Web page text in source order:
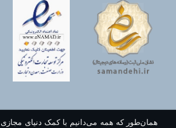
همان‌طور که همه می‌دانیم با کمک دنیای